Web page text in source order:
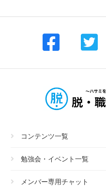
コンテンツ一覧
勉強会・イベント一覧
メンバー専用チャット